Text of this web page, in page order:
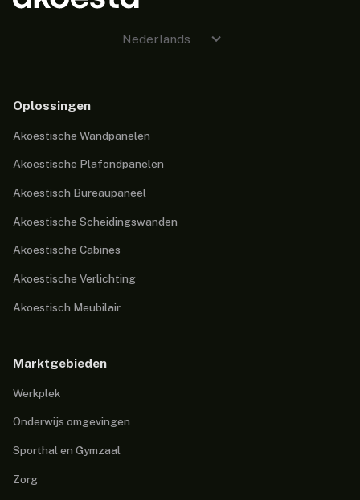
Nederlands
Oplossingen
Akoestische Wandpanelen
Akoestische Plafondpanelen
Akoestisch Bureaupaneel
Akoestische Scheidingswanden
Akoestische Cabines
Akoestische Verlichting
Akoestisch Meubilair
Marktgebieden
Werkplek
Onderwijs omgevingen
Sporthal en Gymzaal
Zorg